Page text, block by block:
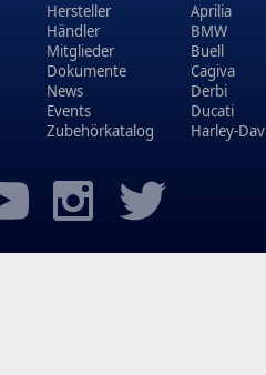
Hersteller
Händler
Mitglieder
Dokumente
News
Events
Zubehörkatalog
Aprilia
BMW
Buell
Cagiva
Derbi
Ducati
Harley-